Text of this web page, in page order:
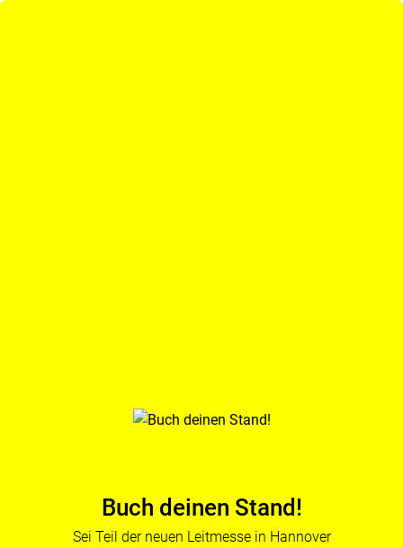
Buch deinen Stand!
Sei Teil der neuen Leitmesse in Hannover